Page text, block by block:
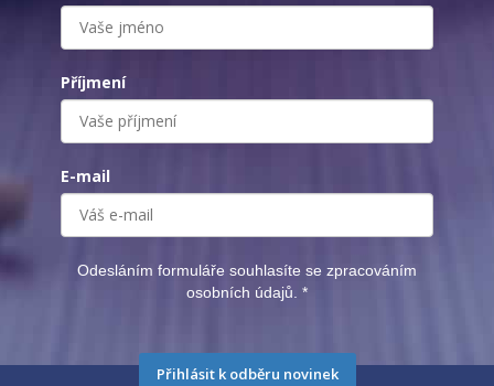
Příjmení
E-mail
Odesláním formuláře souhlasíte se zpracováním
osobních údajů. *
Přihlásit k odběru novinek